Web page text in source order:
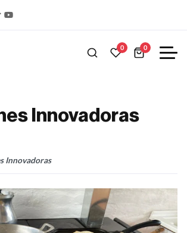
0 0
Innovadoras
Innovadoras